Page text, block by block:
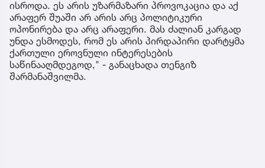
ისროდა. ეს არის უზარმაზარი პროვოკაცია და აქ
არაფერ შუაში არ არის არც პოლიტიკური
ოპონირება და არც არაფერი. მას ძალიან კარგად
უნდა ესმოდეს, რომ ეს არის პირდაპირი დარტყმა
ქართული ეროვნული ინტერესების
საწინააღმდეგოდ," - განაცხადა თენგიზ
შარმანაშვილმა.